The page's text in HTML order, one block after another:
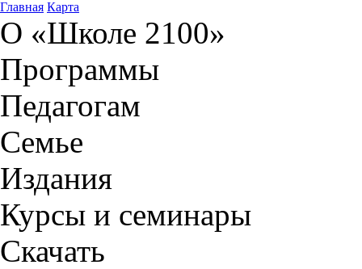
Главная Карта
О «Школе 2100»
Программы
Педагогам
Семье
Издания
Курсы и семинары
Скачать